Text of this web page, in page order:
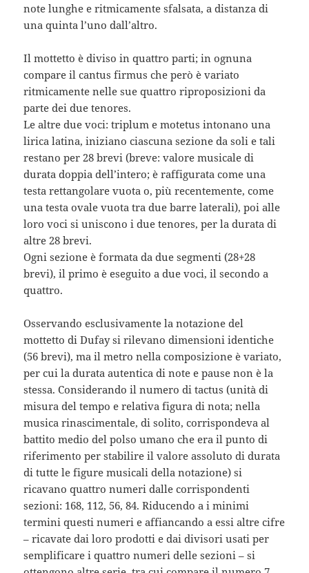
note lunghe e ritmicamente sfalsata, a distanza di
una quinta l’uno dall’altro.
Il mottetto è diviso in quattro parti; in ognuna
compare il cantus firmus che però è variato
ritmicamente nelle sue quattro riproposizioni da
parte dei due tenores.
Le altre due voci: triplum e motetus intonano una
lirica latina, iniziano ciascuna sezione da soli e tali
restano per 28 brevi (breve: valore musicale di
durata doppia dell’intero; è raffigurata come una
testa rettangolare vuota o, più recentemente, come
una testa ovale vuota tra due barre laterali), poi alle
loro voci si uniscono i due tenores, per la durata di
altre 28 brevi.
Ogni sezione è formata da due segmenti (28+28
brevi), il primo è eseguito a due voci, il secondo a
quattro.
Osservando esclusivamente la notazione del
mottetto di Dufay si rilevano dimensioni identiche
(56 brevi), ma il metro nella composizione è variato,
per cui la durata autentica di note e pause non è la
stessa. Considerando il numero di tactus (unità di
misura del tempo e relativa figura di nota; nella
musica rinascimentale, di solito, corrispondeva al
battito medio del polso umano che era il punto di
riferimento per stabilire il valore assoluto di durata
di tutte le figure musicali della notazione) si
ricavano quattro numeri dalle corrispondenti
sezioni: 168, 112, 56, 84. Riducendo a i minimi
termini questi numeri e affiancando a essi altre cifre
– ricavate dai loro prodotti e dai divisori usati per
semplificare i quattro numeri delle sezioni – si